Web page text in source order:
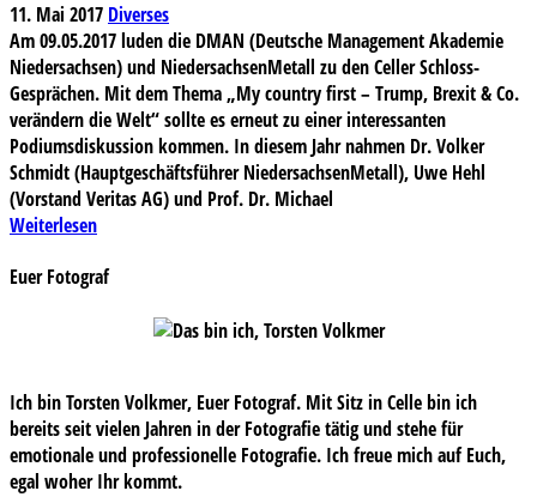
11. Mai 2017 Diverses
Am 09.05.2017 luden die DMAN (Deutsche Management Akademie
Niedersachsen) und NiedersachsenMetall zu den Celler Schloss-
Gesprächen. Mit dem Thema „My country first – Trump, Brexit & Co.
verändern die Welt“ sollte es erneut zu einer interessanten
Podiumsdiskussion kommen. In diesem Jahr nahmen Dr. Volker
Schmidt (Hauptgeschäftsführer NiedersachsenMetall), Uwe Hehl
(Vorstand Veritas AG) und Prof. Dr. Michael
Weiterlesen
Euer Fotograf
Ich bin Torsten Volkmer, Euer Fotograf. Mit Sitz in Celle bin ich
bereits seit vielen Jahren in der Fotografie tätig und stehe für
emotionale und professionelle Fotografie. Ich freue mich auf Euch,
egal woher Ihr kommt.